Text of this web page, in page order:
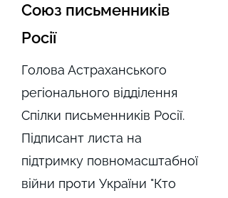
Союз письменників
Росії
Голова Астраханського
регіонального відділення
Спілки письменників Росії.
Підписант листа на
підтримку повномасштабної
війни проти України "Кто